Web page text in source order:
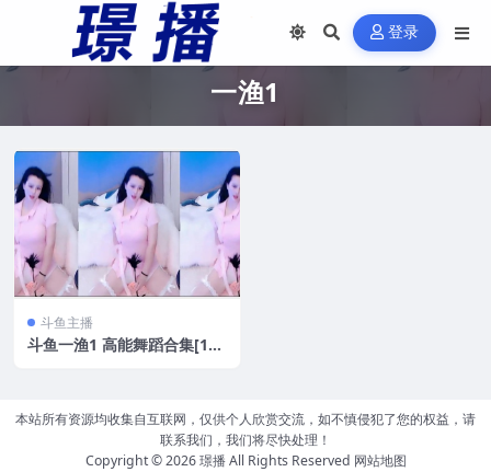
登录
一渔1
斗鱼主播
斗鱼一渔1 高能舞蹈合集[16
本站所有资源均收集自互联网，仅供个人欣赏交流，如不慎侵犯了您的权益，请
联系我们，我们将尽快处理！
Copyright © 2026璟播All Rights Reserved 网站地图